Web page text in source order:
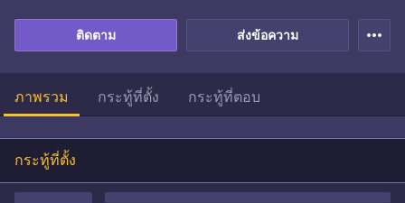
ส่งข้อความ
ติดตาม more_horiz
ภาพรวม กระทู้ที่ตั้ง กระทู้ที่ตอบ
กระทู้ที่ตั้ง